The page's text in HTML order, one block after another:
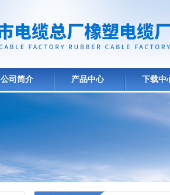
公司简介 产品中心 下载中